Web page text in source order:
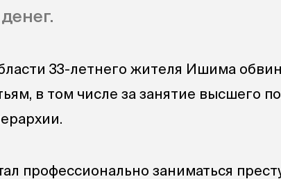
33-летнего жителя Ишима
в том числе за занятие высшего
профессионально заниматься